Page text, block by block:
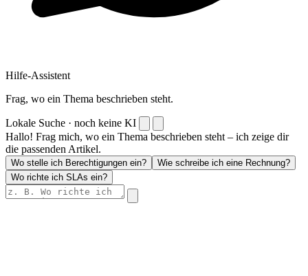
Hilfe-Assistent
Frag, wo ein Thema beschrieben steht.
Lokale Suche · noch keine KI
Hallo! Frag mich, wo ein Thema beschrieben steht – ich zeige dir
die passenden Artikel.
Wo stelle ich Berechtigungen ein?
Wie schreibe ich eine Rechnung?
Wo richte ich SLAs ein?